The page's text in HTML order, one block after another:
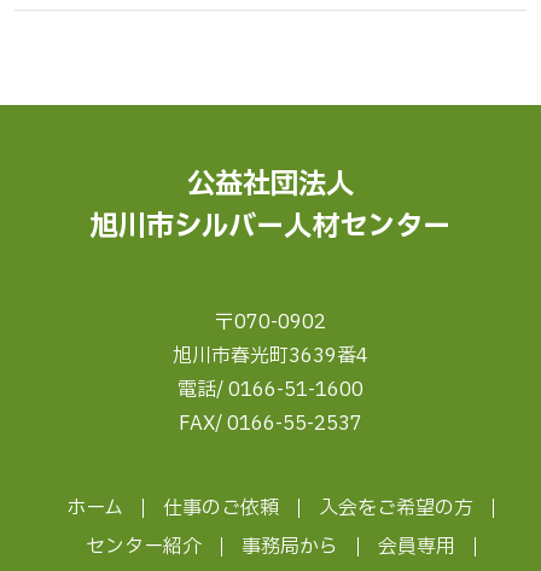
公益社団法人
旭川市シルバー人材センター
〒070-0902
旭川市春光町3639番4
電話/ 0166-51-1600
FAX/ 0166-55-2537
ホーム 仕事のご依頼
入会をご希望の方
センター紹介
事務局から 会員専用